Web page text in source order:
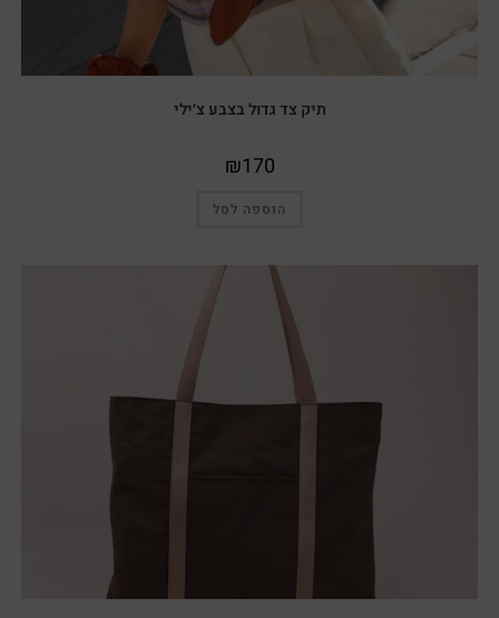
תיק צד גדול בצבע צ׳ילי
₪170
הוספה לסל